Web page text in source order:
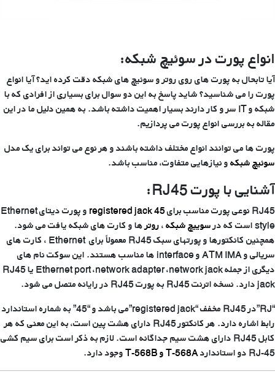
انواع پورت در سوئیچ شبکه:
آیا تابحال به پورت های روی روتر و سوئیچ های شبکه دقت کرده اید؟ آیا انواع
پورت را می شناسید؟ شاید پاسخ به این دو سوال برای بسیاری از افرادی که با
شبکه و IT سر و کار دارند بسیار اهمیت داشته باشد. به همین دلیل ما در این
مقاله به بررسی انواع پورت می پردازیم.
پورت ها می توانند انواع مختلف داشته باشند و هر نوع می تواند برای یک مدل
سوئیچ شبکهو نیازهایی متفاوت، مناسب باشد.
آشنایی با پورت RJ45:
RJ45 نوعی پورت مناسب برای
و پو‌رت دیتای Ethernet
style است که در
سوییچ شبکه،روتر ها و کارت های شبکه یافت می شود.
همچنین کانکتورها و پو‌رتهای سبک RJ45 معمولاً برای Ethernet ، کارت های
سریالی و ATM IMA و interface ها مناسب هستند. این سوکت نام های
دیگری از جمله Ethernet port ،network adapter ،network jack یا RJ45
jack دارد. نسخه اترنت RJ45 به پورت RJ45 در رایانه متصل می شود.
“RJ”در RJ45 مخفف “registered jack”می باشد و “45” به شماره استاندارد
رابط اشاره دارد. هر کانکتور RJ45 دارای هشت پین است، به این معنی که هر
کابل RJ45 دارای هشت سیم جداگانه است. لازم به ذکر است برای سیم کشی
RJ-45 دو استاندارد
T-568A و T-568B وجود دارد.